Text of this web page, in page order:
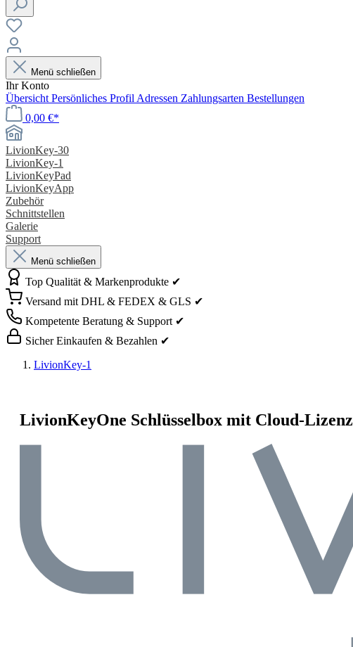
Menü schließen
Ihr Konto
Übersicht Persönliches Profil Adressen Zahlungsarten Bestellungen
0,00 €*
LivionKey-30
LivionKey-1
LivionKeyPad
LivionKeyApp
Zubehör
Schnittstellen
Galerie
Support
Menü schließen
Top Qualität & Markenprodukte ✔
Versand mit DHL & FEDEX & GLS ✔
Kompetente Beratung & Support ✔
Sicher Einkaufen & Bezahlen ✔
LivionKey-1
LivionKeyOne Schlüsselbox mit Cloud-Lizenz